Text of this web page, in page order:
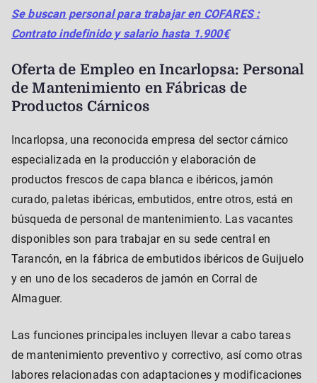
Se buscan personal para trabajar en COFARES :
Contrato indefinido y salario hasta 1.900€
Oferta de Empleo en Incarlopsa: Personal
de Mantenimiento en Fábricas de
Productos Cárnicos
Incarlopsa, una reconocida empresa del sector cárnico
especializada en la producción y elaboración de
productos frescos de capa blanca e ibéricos, jamón
curado, paletas ibéricas, embutidos, entre otros, está en
búsqueda de personal de mantenimiento. Las vacantes
disponibles son para trabajar en su sede central en
Tarancón, en la fábrica de embutidos ibéricos de Guijuelo
y en uno de los secaderos de jamón en Corral de
Almaguer.
Las funciones principales incluyen llevar a cabo tareas
de mantenimiento preventivo y correctivo, así como otras
labores relacionadas con adaptaciones y modificaciones